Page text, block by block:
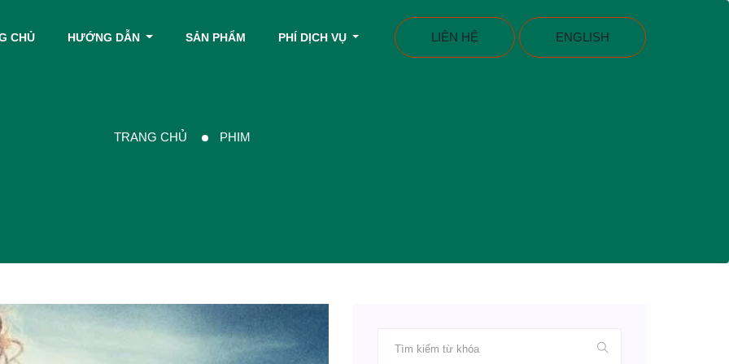
CHỦ HƯỚNG DẪN SẢN PHẨM PHÍ DỊCH VỤ LIÊN HỆ ENGLISH
TRANG CHỦ PHIM